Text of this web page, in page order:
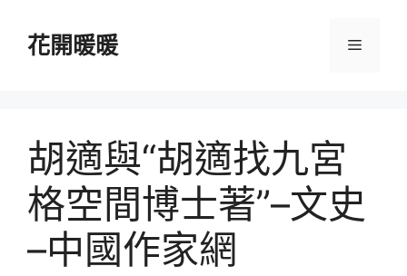
花開暖暖 選
胡適與“胡適找九宮
格空間博士著”–文史
–中國作家網